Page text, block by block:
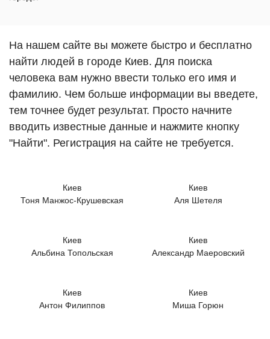
На нашем сайте вы можете быстро и бесплатно
найти людей в городе Киев. Для поиска
человека вам нужно ввести только его имя и
фамилию. Чем больше информации вы введете,
тем точнее будет результат. Просто начните
вводить известные данные и нажмите кнопку
"Найти". Регистрация на сайте не требуется.
Киев
Тоня Манжос-Крушевская
Киев
Аля Шетеля
Киев
Альбина Топольская
Киев
Александр Маеровский
Киев
Антон Филиппов
Киев
Миша Горюн